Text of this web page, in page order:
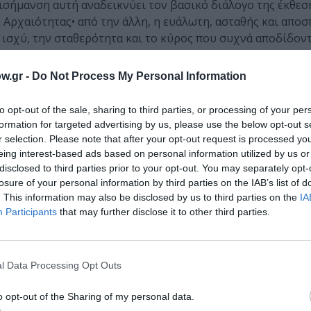
- Do Not Process My Personal Information
opt-out of the sale, sharing to third parties, or processing of your
for targeted advertising by us, please use the below opt-out
selection. Please note that after your opt-out request is processed
interest-based ads based on personal information utilized by us
to third parties prior to your opt-out. You may separately
of your personal information by third parties on the IAB’s list of
This information may also be disclosed by us to third parties on the
Participants that may further disclose it to other third parties.
Data Processing Opt Outs
opt-out of the Sharing of my personal data.
αυτή αναδεικνύει τον βασικό διάλογο της
από την άλλη, η ευάλωτη, ασταθής και
την σταθερότητα και το κύρος που συχνά
δεν υπόσχονται πραγματική προστασία. Είναι
φυλακτήρια αντικείμενα, ως αποτρεπτικές
Δεν παρέχουν βεβαιότητα προστασίας, αλλά μια
Αρχαιότητα πέρα από την αναφορά στην ομορφιά, την
κανόνας, αλλά ως ανοιχτό πεδίο ερμηνείας. Τα αρχαία
αλλά και ως ενεργός παρουσία, με ερωτήματα
αφήγηση.